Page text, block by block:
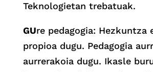
Teknologietan trebatuak.
GUre pedagogia: Hezkuntza
propioa dugu. Pedagogia
aurrerakoia dugu. Ikasle